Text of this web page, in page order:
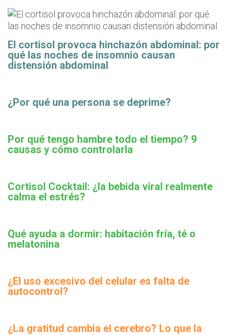
El cortisol provoca hinchazón abdominal: por
qué las noches de insomnio causan
distensión abdominal
¿Por qué una persona se deprime?
Por qué tengo hambre todo el tiempo? 9
causas y cómo controlarla
Cortisol Cocktail: ¿la bebida viral realmente
calma el estrés?
Qué ayuda a dormir: habitación fría, té o
melatonina
¿El uso excesivo del celular es falta de
autocontrol?
¿La gratitud cambia el cerebro? Lo que la